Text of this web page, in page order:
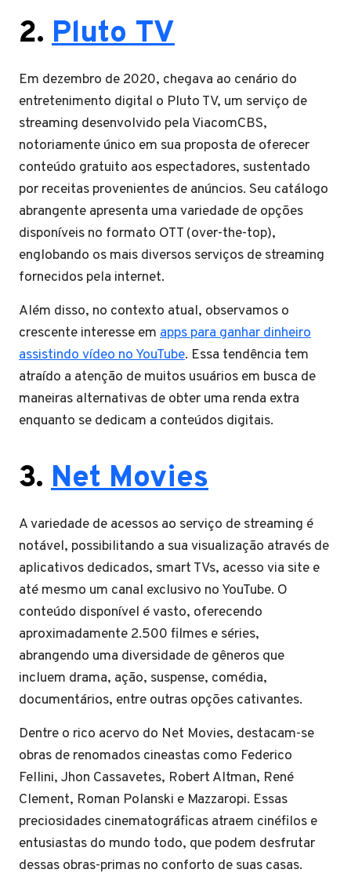
2. Pluto TV
Em dezembro de 2020, chegava ao cenário do
entretenimento digital o Pluto TV, um serviço de
streaming desenvolvido pela ViacomCBS,
notoriamente único em sua proposta de oferecer
conteúdo gratuito aos espectadores, sustentado
por receitas provenientes de anúncios. Seu catálogo
abrangente apresenta uma variedade de opções
disponíveis no formato OTT (over-the-top),
englobando os mais diversos serviços de streaming
fornecidos pela internet.
Além disso, no contexto atual, observamos o
crescente interesse em apps para ganhar dinheiro
assistindo vídeo no YouTube. Essa tendência tem
atraído a atenção de muitos usuários em busca de
maneiras alternativas de obter uma renda extra
enquanto se dedicam a conteúdos digitais.
3. Net Movies
A variedade de acessos ao serviço de streaming é
notável, possibilitando a sua visualização através de
aplicativos dedicados, smart TVs, acesso via site e
até mesmo um canal exclusivo no YouTube. O
conteúdo disponível é vasto, oferecendo
aproximadamente 2.500 filmes e séries,
abrangendo uma diversidade de gêneros que
incluem drama, ação, suspense, comédia,
documentários, entre outras opções cativantes.
Dentre o rico acervo do Net Movies, destacam-se
obras de renomados cineastas como Federico
Fellini, Jhon Cassavetes, Robert Altman, René
Clement, Roman Polanski e Mazzaropi. Essas
preciosidades cinematográficas atraem cinéfilos e
entusiastas do mundo todo, que podem desfrutar
dessas obras-primas no conforto de suas casas.